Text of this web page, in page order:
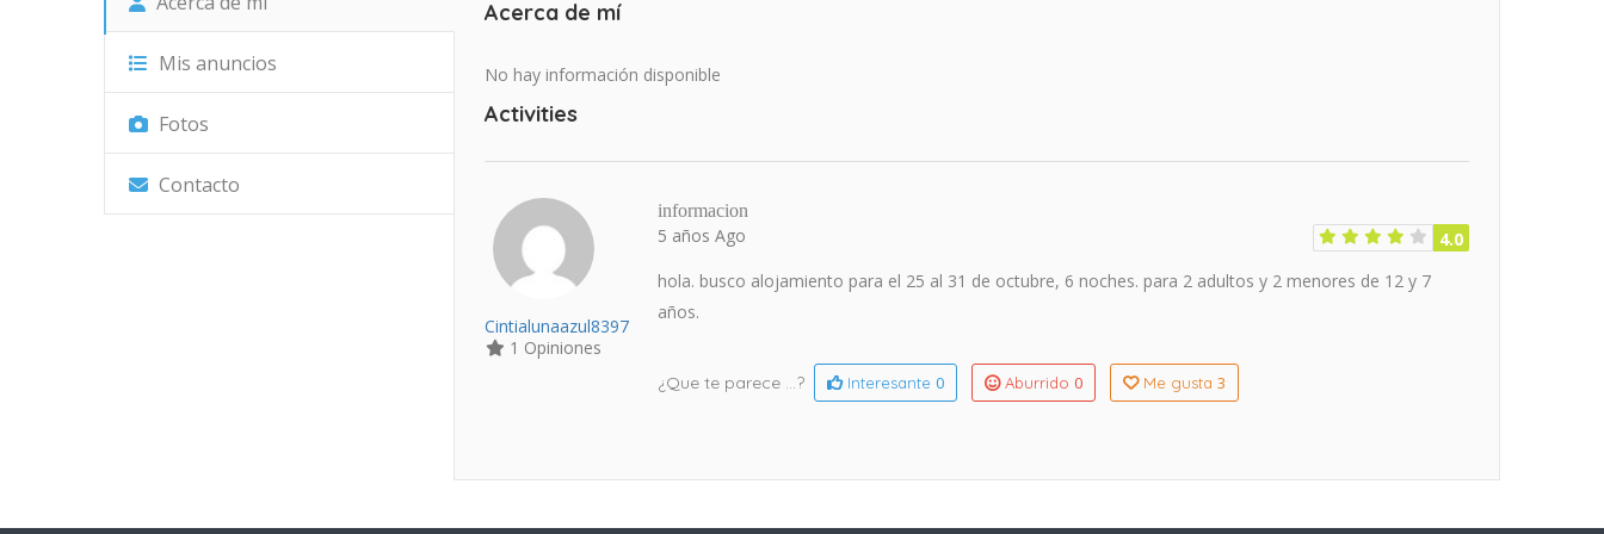
Mis anuncios
Fotos
Contacto
Acerca de mí
No hay información disponible
Activities
Cintialunaazul8397
1 Opiniones
informacion
5 años Ago
4.0
hola. busco alojamiento para el 25 al 31 de octubre, 6 noches. para 2 adultos y 2 menores de 12 y 7
años.
¿Que te parece ...? Interesante0 Aburrido0 Me gusta3